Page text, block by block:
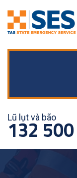
Lũ lụt và bão
132 500